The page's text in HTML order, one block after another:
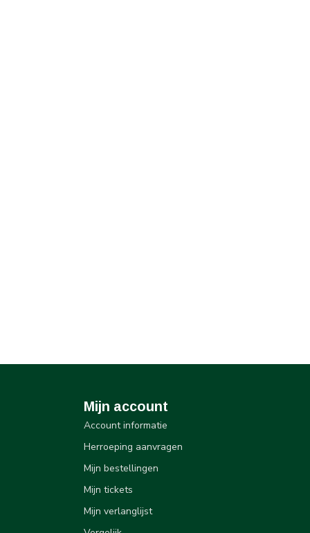
Mijn account
Account informatie
Herroeping aanvragen
Mijn bestellingen
Mijn tickets
Mijn verlanglijst